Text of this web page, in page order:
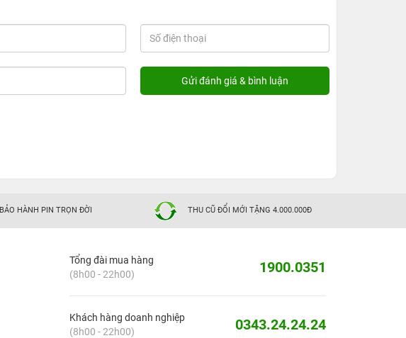
BẢO HÀNH PIN TRỌN ĐỜI THU CŨ ĐỔI MỚI TẶNG 4.000.000Đ
Tổng đài mua hàng
(8h00 - 22h00)
1900.0351
Khách hàng doanh nghiệp
(8h00 - 22h00)
0343.24.24.24